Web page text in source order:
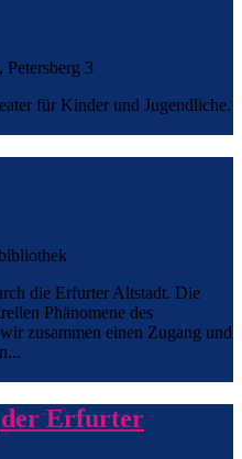
Petersberg 3
für Kinder und Jugendliche.
die Erfurter Altstadt. Die
Phänomene des
zusammen einen Zugang und
Erfurter